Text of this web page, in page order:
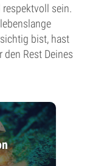
sein.
bist, hast
Rest Deines